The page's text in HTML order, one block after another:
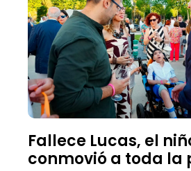
Fallece Lucas, el
conmovió a toda la